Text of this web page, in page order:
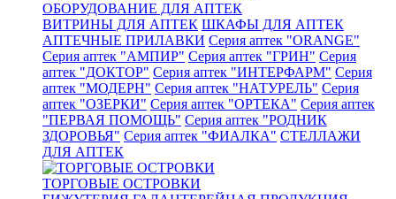
ОБОРУДОВАНИЕ ДЛЯ АПТЕК
ВИТРИНЫ ДЛЯ АПТЕК ШКАФЫ ДЛЯ АПТЕК
АПТЕЧНЫЕ ПРИЛАВКИ Серия аптек "ORANGE"
Серия аптек "АМПИР" Серия аптек "ГРИН" Серия
аптек "ДОКТОР" Серия аптек "ИНТЕРФАРМ" Серия
аптек "МОДЕРН" Серия аптек "НАТУРЕЛЬ" Серия
аптек "ОЗЕРКИ" Серия аптек "ОРТЕКА" Серия аптек
"ПЕРВАЯ ПОМОЩЬ" Серия аптек "РОДНИК
ЗДОРОВЬЯ" Серия аптек "ФИАЛКА" СТЕЛЛАЖИ
ДЛЯ АПТЕК
ТОРГОВЫЕ ОСТРОВКИ